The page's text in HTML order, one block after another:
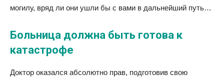
могилу, вряд ли они ушли бы с вами в дальнейший путь…
Больница должна быть готова к
катастрофе
Доктор оказался абсолютно прав, подготовив свою